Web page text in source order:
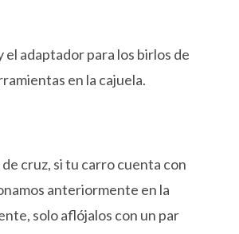
adaptador para los birlos de
en la cajuela.
cruz, si tu carro cuenta con
anteriormente en la
solo aflójalos con un par